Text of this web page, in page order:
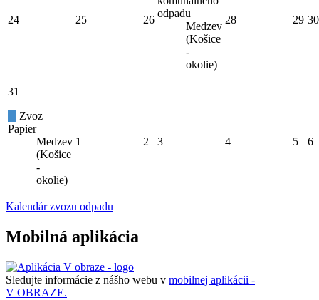
24 25 26
odpadu
Medzev
(Košice
-
okolie)
28 29 30
31
Zvoz
Papier
Medzev
(Košice
-
okolie)
1 2 3 4 5 6
Kalendár zvozu odpadu
Mobilná aplikácia
Sledujte informácie z nášho webu v mobilnej aplikácii -
V OBRAZE.